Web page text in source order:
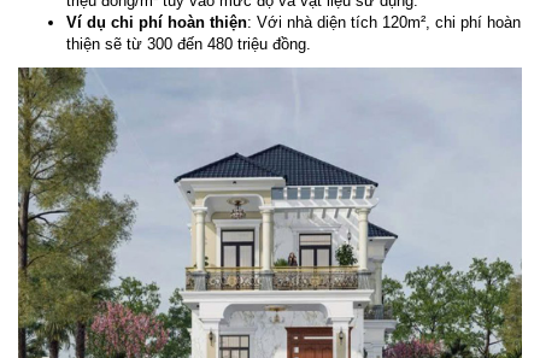
Ví dụ chi phí hoàn thiện: Với nhà diện tích 120m², chi phí hoàn
thiện sẽ từ 300 đến 480 triệu đồng.